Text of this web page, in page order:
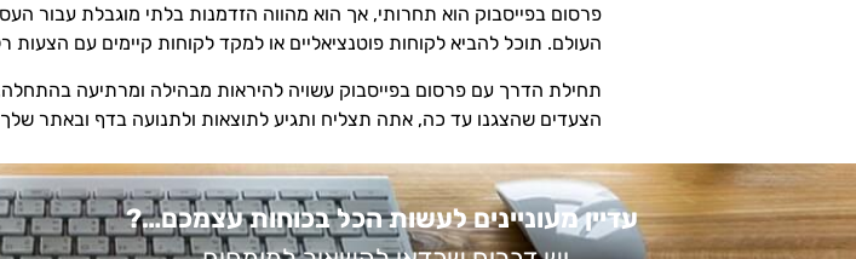
פרסום בפייסבוק הוא תחרותי, אך הוא מהווה הזדמנות בלתי מוגבלת עבור
העולם. תוכל להביא לקוחות פוטנציאליים או למקד לקוחות קיימים עם הצעות
תחילת הדרך עם פרסום בפייסבוק עשויה להיראות מבהילה ומרתיעה
הצעדים שהצגנו עד כה, אתה תצליח ותגיע לתוצאות ולתנועה בדף ובאתר
עדיין מעוניינים לעשות הכל בכוחות עצמכם…?